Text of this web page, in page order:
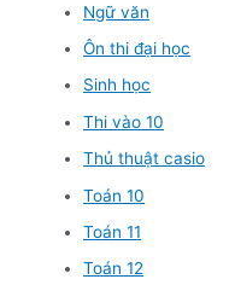
Ngữ văn
Ôn thi đại học
Sinh học
Thi vào 10
Thủ thuật casio
Toán 10
Toán 11
Toán 12